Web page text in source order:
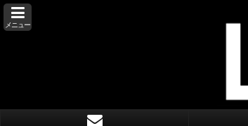
メニュー